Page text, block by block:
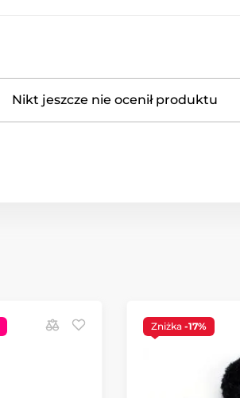
Nikt jeszcze nie ocenił produktu
Zniżka -17%